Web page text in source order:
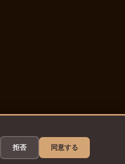
拒否 同意する